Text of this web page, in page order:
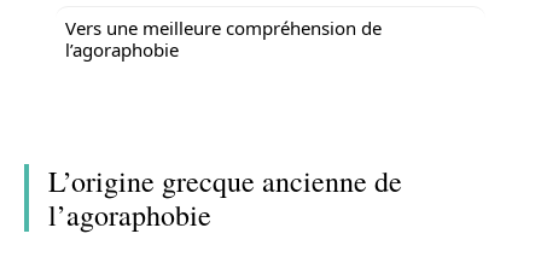
Vers une meilleure compréhension de
l’agoraphobie
L’origine grecque ancienne de
l’agoraphobie